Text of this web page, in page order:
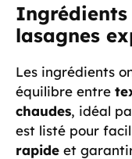
Ingrédients
lasagnes
Les ingrédients
équilibre entre
chaudes, idéal
est listé pour
rapide et